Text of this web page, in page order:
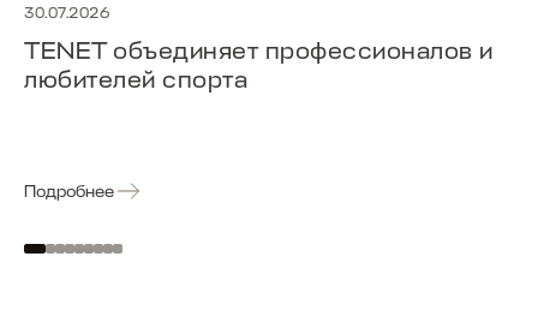
30.07.2026
TENET объединяет профессионалов и
любителей спорта
Подробнее